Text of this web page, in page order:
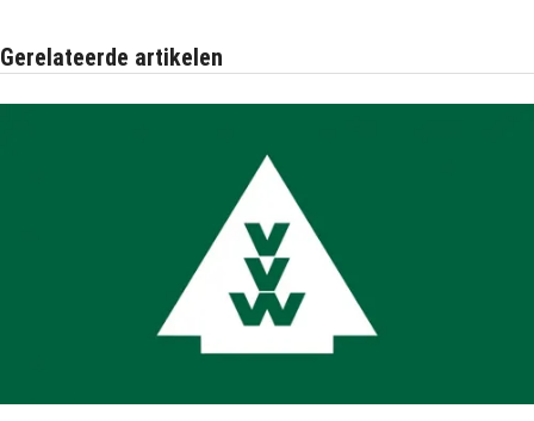
Gerelateerde artikelen